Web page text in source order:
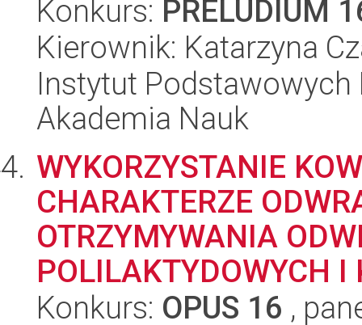
Konkurs: PRELUDIUM
Kierownik: Katarzyna
Instytut
Akademia Nauk
WYKORZYSTANIE
CHARAKTERZE
OTRZYMYWANIA
POLILAKTYDOWYCH I
Konkurs: OPUS 16 ,